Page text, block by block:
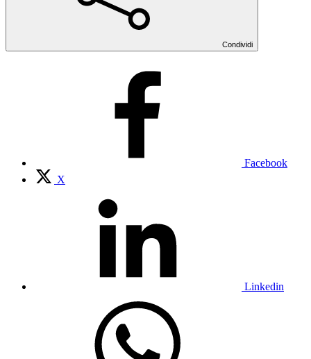
Condividi
Facebook
X
Linkedin